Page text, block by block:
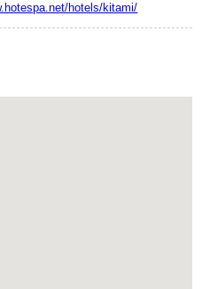
hotels/kitami/